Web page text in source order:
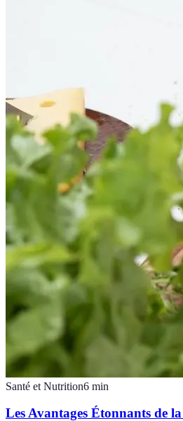
Santé et Nutrition6 min
Les Avantages Étonnants de